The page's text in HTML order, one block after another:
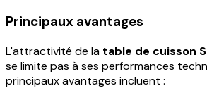
Principaux avantages
L'attractivité de la table de cuisson
se limite pas à ses performances
principaux avantages incluent :